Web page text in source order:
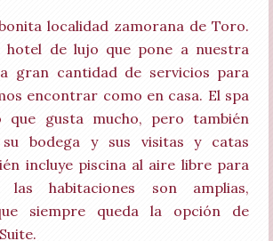
localidad zamorana de Toro.
hotel de lujo que pone a nuestra
gran cantidad de servicios para
encontrar como en casa. El spa
que gusta mucho, pero también
bodega y sus visitas y catas
incluye piscina al aire libre para
habitaciones son amplias,
siempre queda la opción de